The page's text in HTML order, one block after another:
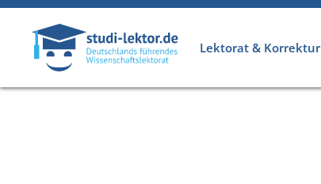
Direkt zum Inhalt
Lektorat & Korrektur